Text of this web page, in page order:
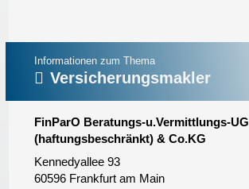
Informationen zum Thema
Versicherungsmakler
FinParO Beratungs-u.Vermittlungs-UG
(haftungsbeschränkt) & Co.KG
Kennedyallee 93
60596 Frankfurt am Main